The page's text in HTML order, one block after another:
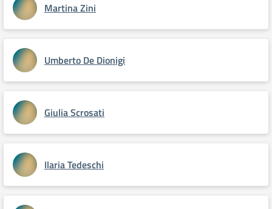
Martina Zini
Umberto De Dionigi
Giulia Scrosati
Ilaria Tedeschi